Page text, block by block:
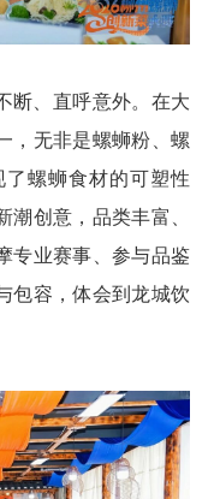
断、直呼意外。在大
，无非是螺蛳粉、螺
螺蛳食材的可塑性
创意，品类丰富、
专业赛事、参与品鉴
包容，体会到龙城饮